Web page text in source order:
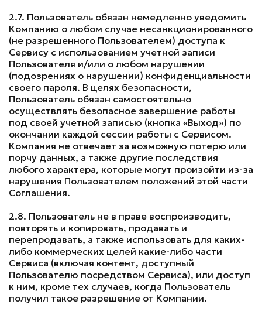
2.7. Пользователь обязан немедленно уведомить
Компанию о любом случае несанкционированного
(не разрешенного Пользователем) доступа к
Сервису с использованием учетной записи
Пользователя и/или о любом нарушении
(подозрениях о нарушении) конфиденциальности
своего пароля. В целях безопасности,
Пользователь обязан самостоятельно
осуществлять безопасное завершение работы
под своей учетной записью (кнопка «Выход») по
окончании каждой сессии работы с Сервисом.
Компания не отвечает за возможную потерю или
порчу данных, а также другие последствия
любого характера, которые могут произойти из-за
нарушения Пользователем положений этой части
Соглашения.
2.8. Пользователь не в праве воспроизводить,
повторять и копировать, продавать и
перепродавать, а также использовать для каких-
либо коммерческих целей какие-либо части
Сервиса (включая контент, доступный
Пользователю посредством Сервиса), или доступ
к ним, кроме тех случаев, когда Пользователь
получил такое разрешение от Компании.